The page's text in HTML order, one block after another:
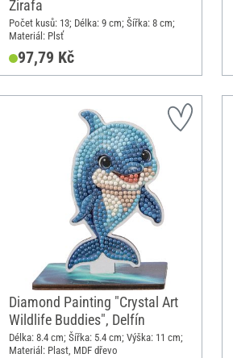
Žirafa
Počet kusů: 13; Délka: 9 cm; Šířka: 8 cm;
Materiál: Plsť
97,79 Kč
Diamond Painting "Crystal Art
Wildlife Buddies", Delfín
Délka: 8.4 cm; Šířka: 5.4 cm; Výška: 11 cm;
Materiál: Plast, MDF dřevo